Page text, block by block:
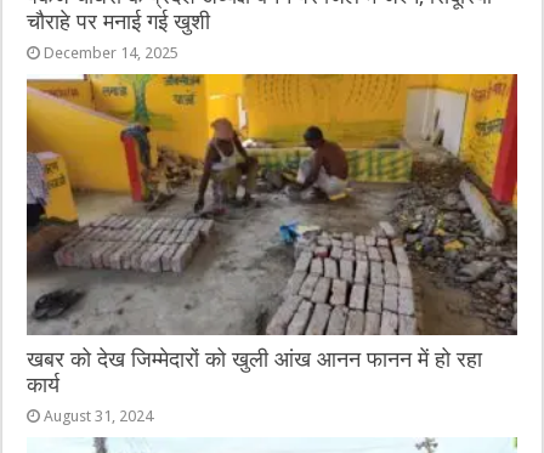
चौराहे पर मनाई गई खुशी
December 14, 2025
खबर को देख जिम्मेदारों को खुली आंख आनन फानन में हो रहा
कार्य
August 31, 2024